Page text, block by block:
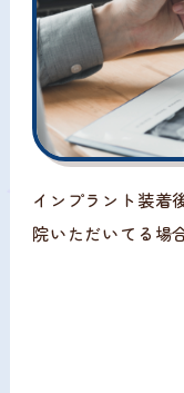
インプラント装着
院いただいてる場